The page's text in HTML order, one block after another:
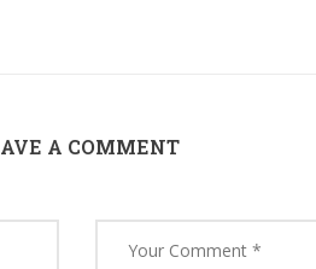
A COMMENT